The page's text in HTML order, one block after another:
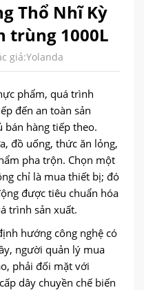
Thổ Nhĩ Kỳ
trùng 1000L
giả:Yolanda
phẩm, quá trình
đến an toàn sản
bán hàng tiếp theo.
đồ uống, thức ăn lỏng,
pha trộn. Chọn một
chỉ là mua thiết bị; đó
được tiêu chuẩn hóa
trình sản xuất.
hướng công nghệ có
người quản lý mua
phải đối mặt với
dây chuyền chế biến